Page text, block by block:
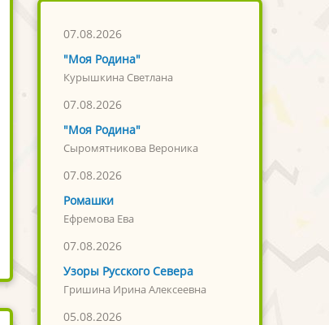
07.08.2026
"Моя Родина"
Курышкина Светлана
07.08.2026
"Моя Родина"
Сыромятникова Вероника
07.08.2026
Ромашки
Ефремова Ева
07.08.2026
Узоры Русского Севера
Гришина Ирина Алексеевна
05.08.2026